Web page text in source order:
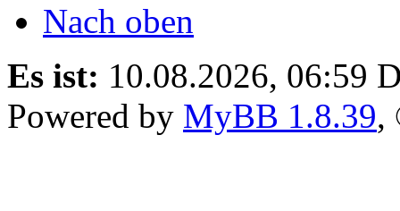
Nach oben
Es ist: 10.08.2026, 06:59
Powered by MyBB 1.8.39,